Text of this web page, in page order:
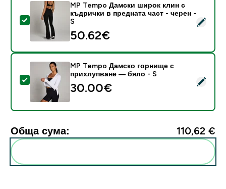
Select this product - MP Tempo Дамски широк клин
MP Tempo Дамски широк клин с
къдрички в предната част - черен -
S
50.62€‎
Select this product - MP Tempo Дамско горнище с
MP Tempo Дамско горнище с
прихлупване — бяло - S
30.00€‎
Обща сума: 110,62 €‎